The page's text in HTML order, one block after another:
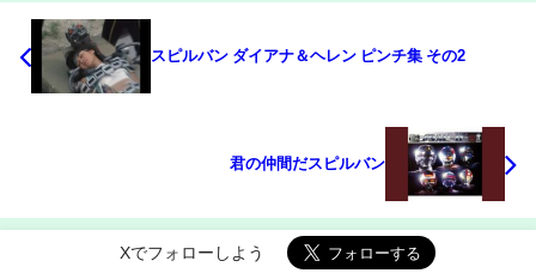
スピルバン ダイアナ＆ヘレン ピンチ集 その2
君の仲間だスピルバン
Xでフォローしよう